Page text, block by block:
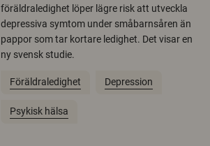
föräldraledighet löper lägre risk att utveckla
depressiva symtom under småbarnsåren än
pappor som tar kortare ledighet. Det visar en
ny svensk studie.
Föräldraledighet Depression
Psykisk hälsa